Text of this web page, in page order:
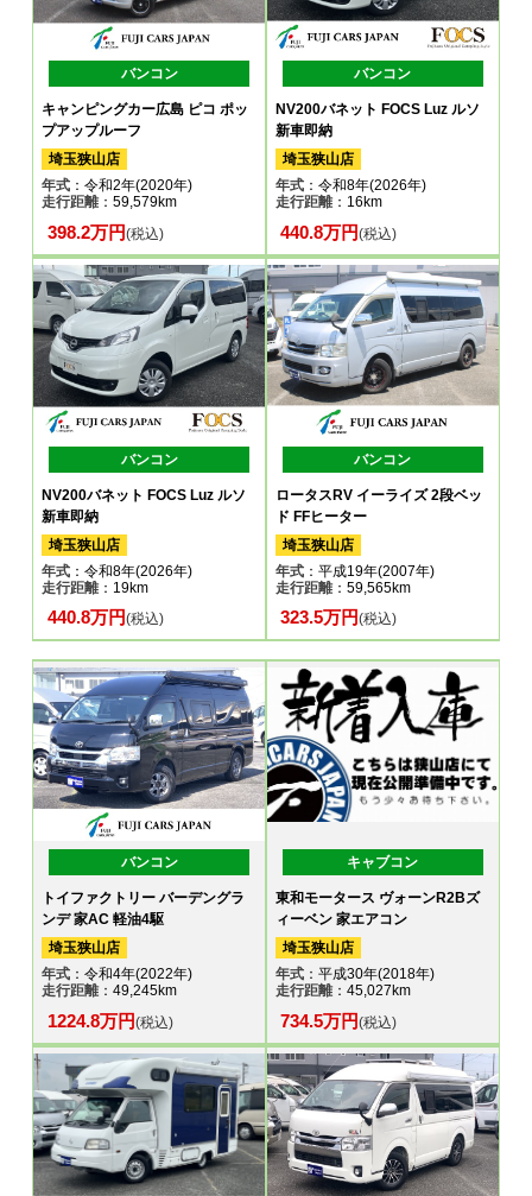
バンコン
キャンピングカー広島 ピコ ポッ
プアップルーフ
埼玉狭山店
年式 ：令和2年(2020年)
走行距離：59,579km
398.2万円(税込)
バンコン
NV200バネット FOCS Luz ルソ
新車即納
埼玉狭山店
年式：令和8年(2026年)
走行距離：16km
440.8万円(税込)
バンコン
NV200バネット FOCS Luz ルソ
新車即納
埼玉狭山店
年式 ：令和8年(2026年)
走行距離：19km
440.8万円(税込)
バンコン
ロータスRV イーライズ 2段ベッ
ド FFヒーター
埼玉狭山店
年式：平成19年(2007年)
走行距離：59,565km
323.5万円(税込)
バンコン
トイファクトリー バーデングラ
ンデ 家AC 軽油4駆
埼玉狭山店
年式 ：令和4年(2022年)
走行距離：49,245km
1224.8万円(税込)
キャブコン
東和モータース ヴォーンR2Bズ
ィーベン 家エアコン
埼玉狭山店
年式：平成30年(2018年)
走行距離：45,027km
734.5万円(税込)